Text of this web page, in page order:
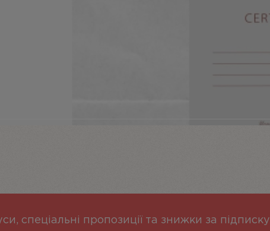
спеціальні пропозиції та знижки за підписку